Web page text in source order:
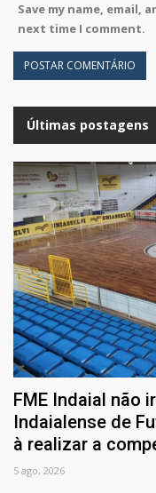
Save my name,
next time I comment.
Últimas postagens
FME Indaial não
Indaialense de
à realizar a
5 ago, 2026